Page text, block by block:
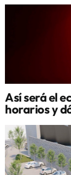
Así será el
horarios y